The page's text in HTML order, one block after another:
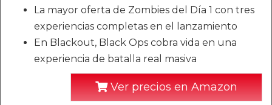
La mayor oferta de Zombies del Día 1 con tres
experiencias completas en el lanzamiento
En Blackout, Black Ops cobra vida en una
experiencia de batalla real masiva
Ver precios en Amazon